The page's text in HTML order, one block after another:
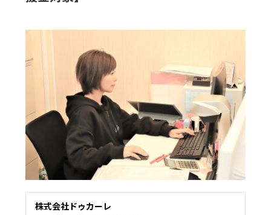
株式会社ドゥカーレ